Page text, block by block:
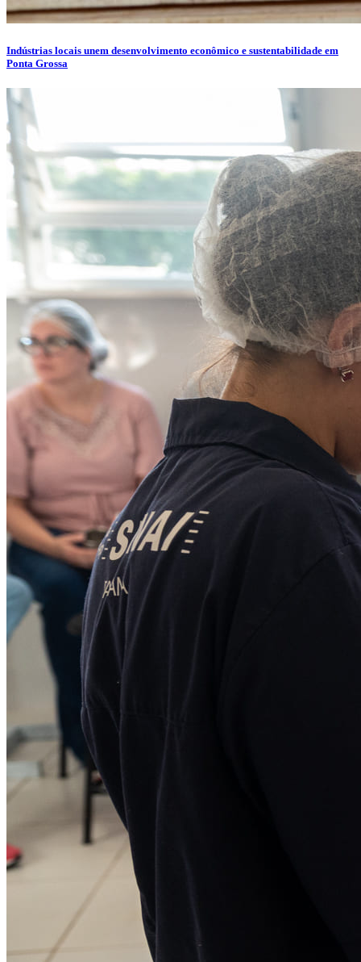
Indústrias locais unem desenvolvimento econômico e sustentabilidade em
Ponta Grossa